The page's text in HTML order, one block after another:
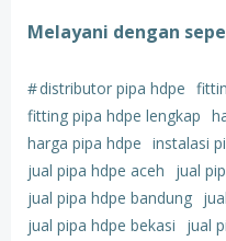
Melayani dengan
#distributor pipa hdpe
fitting pipa hdpe lengkap
harga pipa hdpe instalasi
jual pipa hdpe aceh
jual
jual pipa hdpe bandung
jual pipa hdpe bekasi
jual